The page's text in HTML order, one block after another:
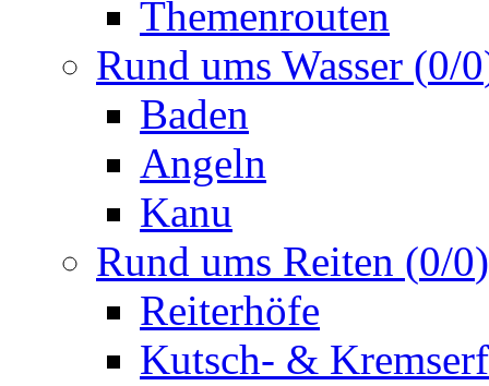
Themenrouten
Rund ums Wasser (0/0
Baden
Angeln
Kanu
Rund ums Reiten (0/0)
Reiterhöfe
Kutsch- &